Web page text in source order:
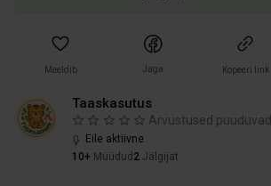
Meeldib Jaga Kopeeri link
Taaskasutus
Arvustused puuduvad
Eile aktiivne
10+ Müüdud 2 Jälgijat